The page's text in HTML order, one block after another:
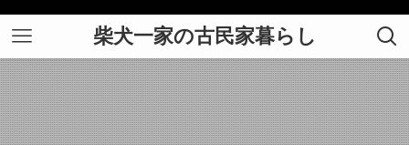
柴犬一家の古民家暮らし